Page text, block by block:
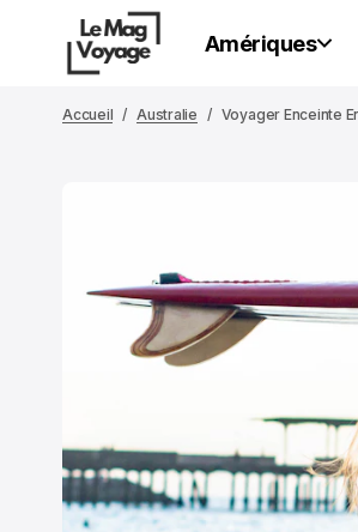
Amériques
Accueil Australie Voyager Enceinte